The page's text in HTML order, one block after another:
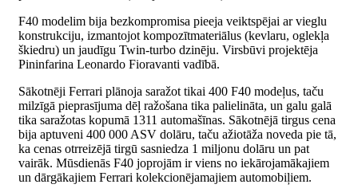
F40 modelim bija bezkompromisa pieeja veiktspējai ar vieglu
konstrukciju, izmantojot kompozītmateriālus (kevlaru, oglekļa
škiedru) un jaudīgu Twin-turbo dzinēju. Virsbūvi projektēja
Pininfarina Leonardo Fioravanti vadībā.
Sākotnēji Ferrari plānoja saražot tikai 400 F40 modeļus, taču
milzīgā pieprasījuma dēļ ražošana tika palielināta, un galu galā
tika saražotas kopumā 1311 automašīnas. Sākotnējā tirgus cena
bija aptuveni 400 000 ASV dolāru, taču ažiotāža noveda pie tā,
ka cenas otrreizējā tirgū sasniedza 1 miljonu dolāru un pat
vairāk. Mūsdienās F40 joprojām ir viens no iekārojamākajiem
un dārgākajiem Ferrari kolekcionējamajiem automobiļiem.